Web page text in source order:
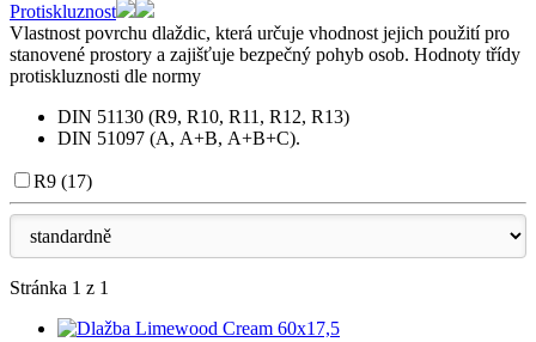
Protiskluznost
Vlastnost povrchu dlaždic, která určuje vhodnost jejich použití pro
stanovené prostory a zajišťuje bezpečný pohyb osob. Hodnoty třídy
protiskluznosti dle normy
DIN 51130 (R9, R10, R11, R12, R13)
DIN 51097 (A, A+B, A+B+C).
R9 (17)
Stránka 1 z 1